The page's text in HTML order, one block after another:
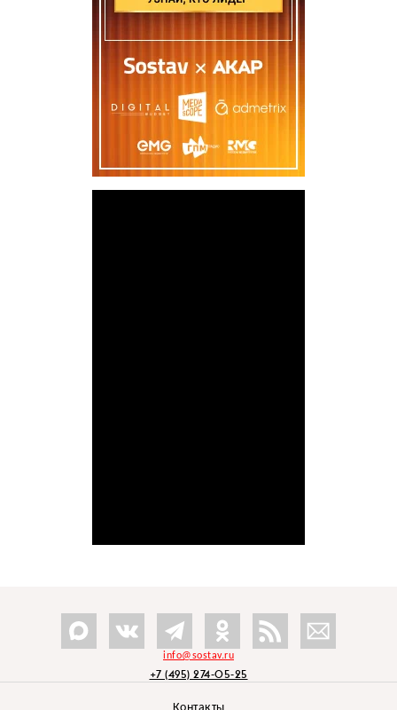
info@sostav.ru
+7 (495) 274-05-25